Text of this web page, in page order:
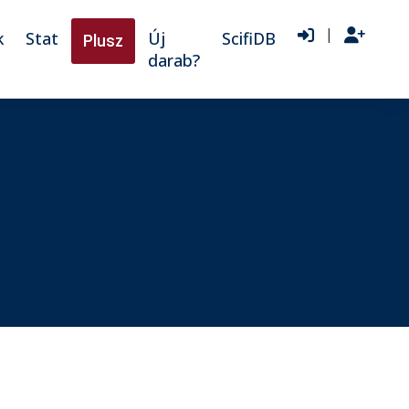
Stat Plusz
Új
darab?
ScifiDB |